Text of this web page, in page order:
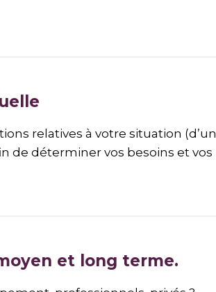
relatives à votre situation (d’un
de déterminer vos besoins et vos
et long terme.